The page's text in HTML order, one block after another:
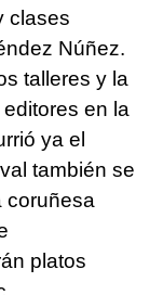
clases
Núñez.
talleres y la
en la
ya el
también se
coruñesa
platos